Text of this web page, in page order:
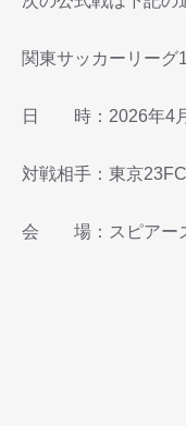
関東サッカーリーグ
日 時：2026年4月
対戦相手：東京23FC
会 場：スピアー